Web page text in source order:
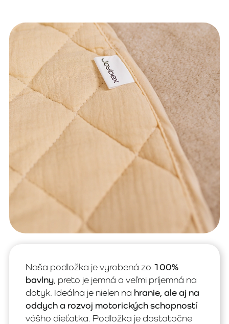
Naša podložka je vyrobená zo 100%
bavlny , preto je jemná a veľmi príjemná na
dotyk. Ideálna je nielen na hranie, ale aj na
oddych a rozvoj motorických schopností
vášho dieťatka. Podložka je dostatočne